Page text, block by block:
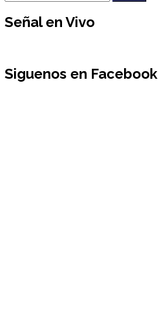
Señal en Vivo
Siguenos en Facebook